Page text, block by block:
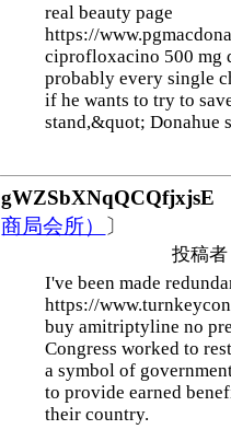
real beauty page
https://
ciprofloxacino 500 mg
probably every single
if he wants to try to
stand,&quot; Donahue
gWZSbXNqQCQfjxjsE
商局会所） 〕
投稿
I've been made
https://
buy amitriptyline no
Congress worked to
a symbol of
to provide earned
their country.